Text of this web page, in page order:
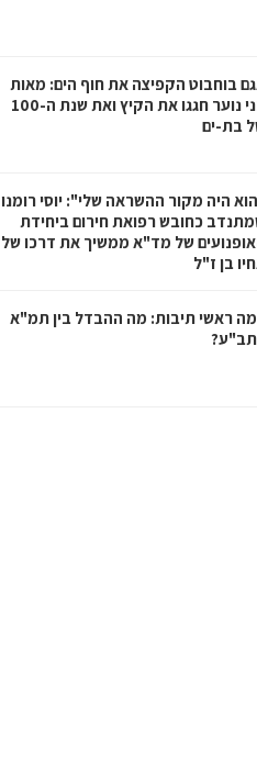
בוחבוט הקפיצה את חוף הים: מאות
בני נוער חגגו את הקיץ ואת שנת ה-100
בת-ים
היה מקור ההשראה שלי": יוסי רומנו
כחובש רפואת חירום ביחידת
של מד"א ממשיך את דרכו של
בן ז"ל
ראשי תיבות: מה ההבדל בין תמ"א